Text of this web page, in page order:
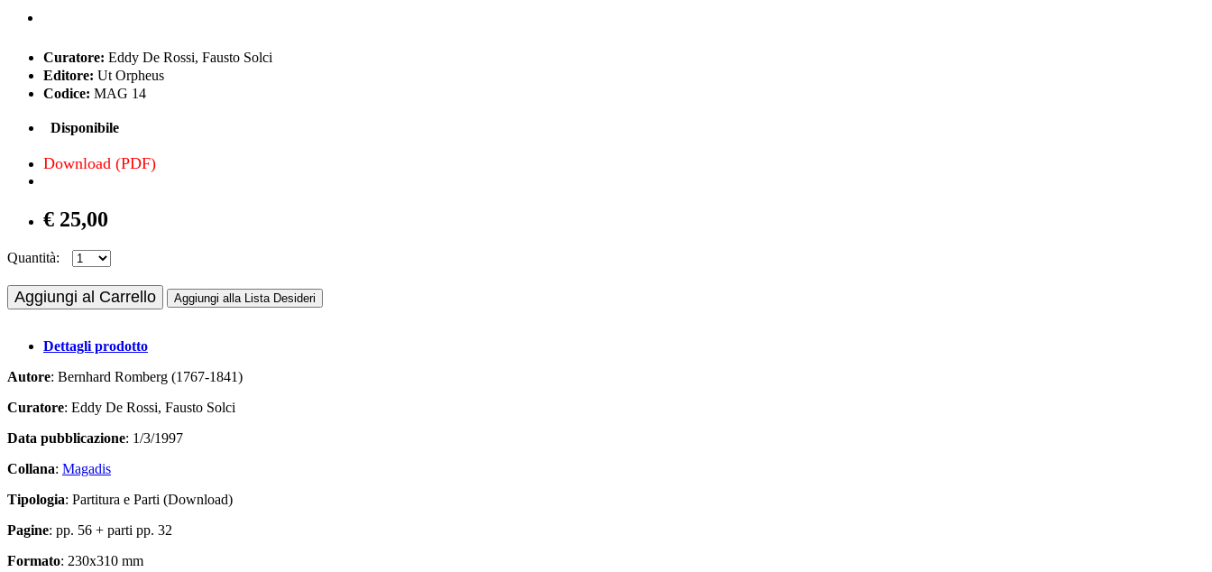
Curatore: Eddy De Rossi, Fausto Solci
Editore: Ut Orpheus
Codice: MAG 14
Disponibile
Download (PDF)
€ 25,00
Quantità:
Aggiungi al Carrello Aggiungi alla Lista Desideri
Dettagli prodotto
Autore: Bernhard Romberg (1767-1841)
Curatore: Eddy De Rossi, Fausto Solci
Data pubblicazione: 1/3/1997
Collana: Magadis
Tipologia: Partitura e Parti (Download)
Pagine: pp. 56 + parti pp. 32
Formato: 230x310 mm